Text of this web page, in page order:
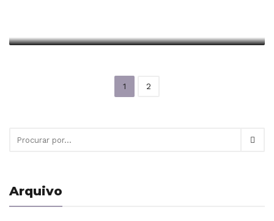
1 2
Arquivo